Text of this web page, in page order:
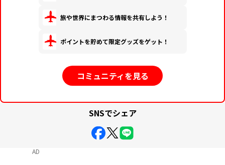
旅や世界にまつわる情報を共有しよう！
ポイントを貯めて限定グッズをゲット！
コミュニティを見る
SNSでシェア
AD